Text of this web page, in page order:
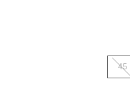
45